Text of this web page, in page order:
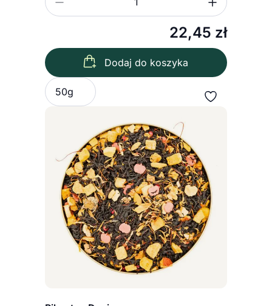
22,45 zł
Zmniejsz ilość
Dodaj do koszyka
Wybierz wariant
50g